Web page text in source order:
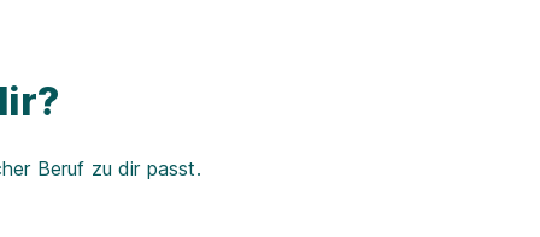
Beruf zu dir passt.